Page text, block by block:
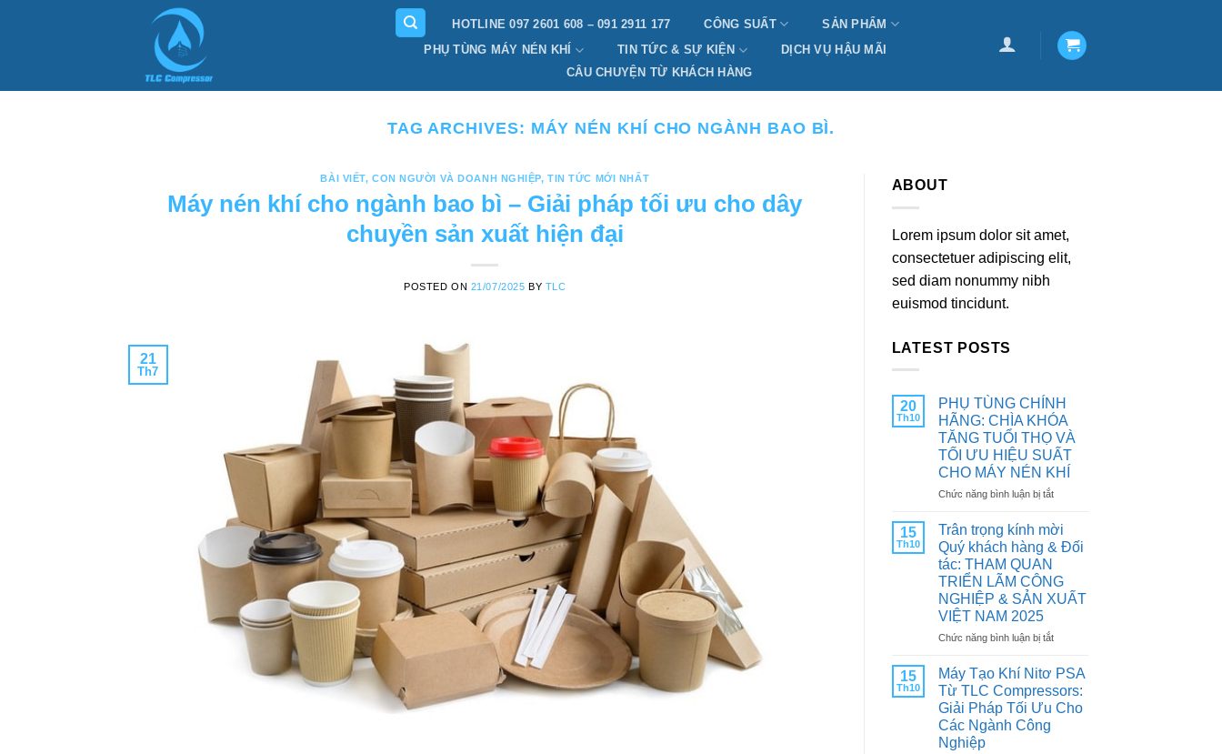
HOTLINE 097 2601 608 – 091 2911 177 CÔNG SUẤT
SẢN PHẨM
PHỤ TÙNG MÁY NÉN KHÍ
TIN TỨC & SỰ KIỆN
DỊCH VỤ HẬU MÃI
CÂU CHUYỆN TỪ KHÁCH HÀNG
TAG ARCHIVES: MÁY NÉN KHÍ CHO NGÀNH BAO BÌ.
BÀI VIẾT, CON NGƯỜI VÀ DOANH NGHIỆP,TIN TỨC MỚI NHẤT
Máy nén khí cho ngành bao bì – Giải pháp tối ưu cho dây
chuyền sản xuất hiện đại
POSTED ON 21/07/2025 BY TLC
21
Th7
ABOUT
Lorem ipsum dolor sit amet,
consectetuer adipiscing elit,
sed diam nonummy nibh
euismod tincidunt.
LATEST POSTS
20
Th10
PHỤ TÙNG CHÍNH
HÃNG: CHÌA KHÓA
TĂNG TUỔI THỌ VÀ
TỐI ƯU HIỆU SUẤT
CHO MÁY NÉN KHÍ
Chức năng bình luận bị tắtở
TÙNG
CHÍNH
HÃNG:
KHÓA
TĂNG
ƯU
HIỆU
SUẤT
15
Th10
Trân trọng kính mời
Quý khách hàng & Đối
tác: THAM QUAN
TRIỂN LÃM CÔNG
NGHIỆP & SẢN XUẤT
VIỆT NAM 2025
Chức năng bình luận bị tắtở
trọng
mời
Quý
15
Th10
Máy Tạo Khí Nitơ PSA
Từ TLC Compressors:
Giải Pháp Tối Ưu Cho
Các Ngành Công
Nghiệp